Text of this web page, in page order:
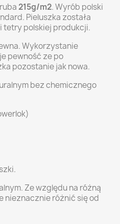
215g/m2. Wyrób polski
Pieluszka została
tetry polskiej produkcji.
Wykorzystanie
pewność ze po
pozostanie jak nowa.
bez chemicznego
Ze względu na różną
nieznacznie różnić się od